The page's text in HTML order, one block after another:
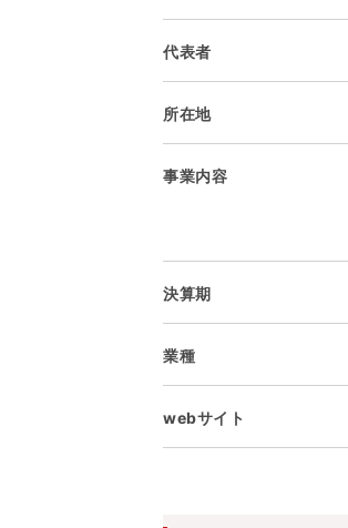
代表者
所在地
事業内容
決算期
業種
webサイト